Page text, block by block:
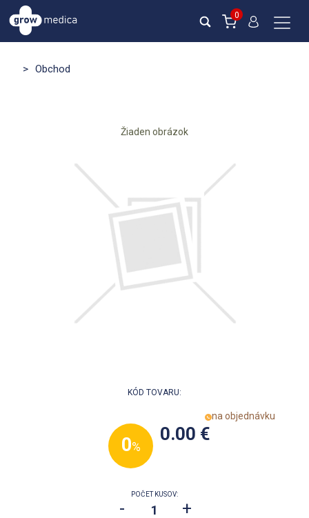
0
> Obchod
Žiaden obrázok
KÓD TOVARU:
na objednávku
0%
0.00 €
POČET KUSOV:
- +